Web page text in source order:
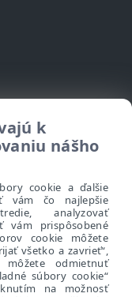
nám:
k
nášho
cookie a ďalšie
vám čo najlepšie
analyzovať
vám prispôsobené
cookie môžete
všetko a zavrieť“,
odmietnuť
súbory cookie“
na možnosť